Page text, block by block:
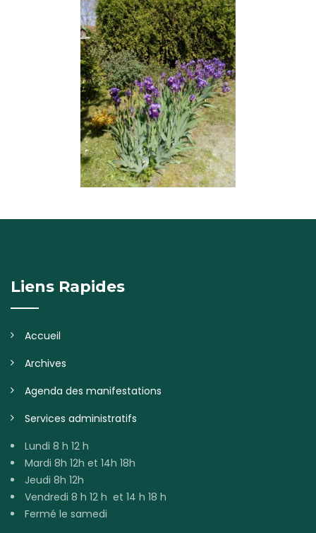
Liens Rapides
Accueil
Archives
Agenda des manifestations
Services administratifs
Lundi 8 h 12 h
Mardi 8h 12h et 14h 18h
Jeudi 8h 12h
Vendredi 8 h 12 h et 14 h 18 h
Fermé le samedi